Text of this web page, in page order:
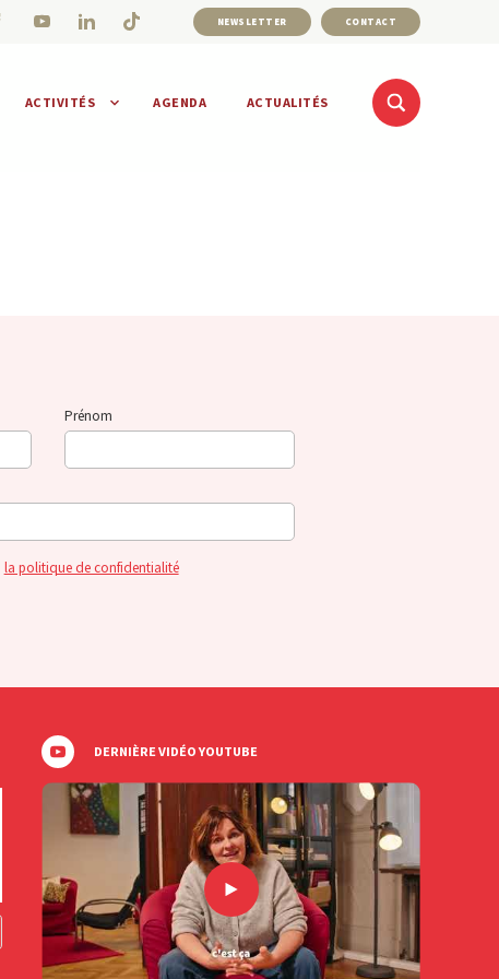
NEWSLETTER CONTACT
ACTIVITÉS AGENDA ACTUALITÉS
Prénom
la politique de confidentialité
DERNIÈRE VIDÉO YOUTUBE